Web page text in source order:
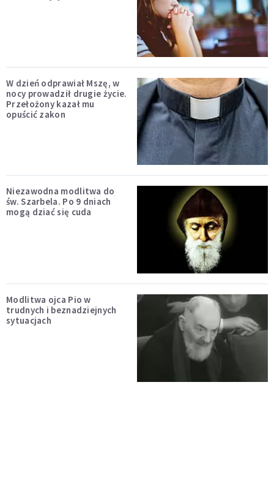
W dzień odprawiał Mszę, w
nocy prowadził drugie życie.
Przełożony kazał mu
opuścić zakon
Niezawodna modlitwa do
św. Szarbela. Po 9 dniach
mogą dziać się cuda
Modlitwa ojca Pio w
trudnych i beznadziejnych
sytuacjach